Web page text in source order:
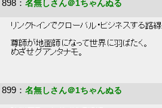
898 ： 名無しさん＠1ちゃんぬる
リンクトインでグローバル・ビジネスする路線
尊師が地面師になって世界に羽ばたく。
めざせグアンタナモ。
899 ： 名無しさん＠1ちゃんぬる